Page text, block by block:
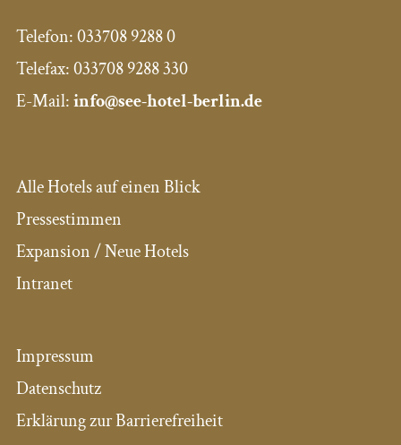
Telefon:033708 9288 0
Telefax:033708 9288 330
E-Mail:info@see-hotel-berlin.de
Alle Hotels auf einen Blick
Pressestimmen
Expansion / Neue Hotels
Intranet
Impressum
Datenschutz
Erklärung zur Barrierefreiheit